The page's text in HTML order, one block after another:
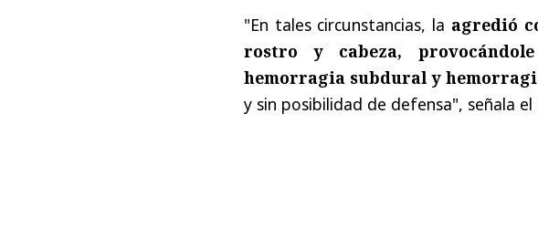
"En tales circunstancias, la agredió
rostro y cabeza,
hemorragia subdural y
y sin posibilidad de defensa", señala el